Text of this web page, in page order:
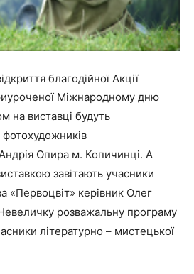
благодійної Акції
Міжнародному дню
на виставці будуть
Опира м. Копичинці. А
завітають учасники
«Первоцвіт» керівник Олег
розважальну програму
літературно – мистецької